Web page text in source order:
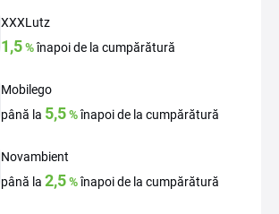
XXXLutz
1,5%înapoi de la cumpărătură
Mobilego
până la 5,5%înapoi de la cumpărătură
Novambient
până la 2,5%înapoi de la cumpărătură